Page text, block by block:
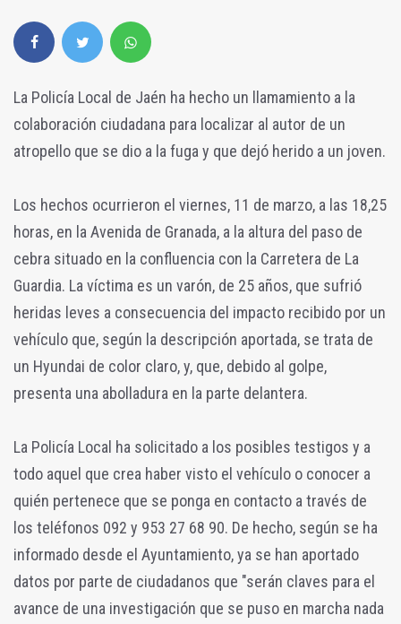
La Policía Local de Jaén ha hecho un llamamiento a la
colaboración ciudadana para localizar al autor de un
atropello que se dio a la fuga y que dejó herido a un joven.
Los hechos ocurrieron el viernes, 11 de marzo, a las 18,25
horas, en la Avenida de Granada, a la altura del paso de
cebra situado en la confluencia con la Carretera de La
Guardia. La víctima es un varón, de 25 años, que sufrió
heridas leves a consecuencia del impacto recibido por un
vehículo que, según la descripción aportada, se trata de
un Hyundai de color claro, y, que, debido al golpe,
presenta una abolladura en la parte delantera.
La Policía Local ha solicitado a los posibles testigos y a
todo aquel que crea haber visto el vehículo o conocer a
quién pertenece que se ponga en contacto a través de
los teléfonos 092 y 953 27 68 90. De hecho, según se ha
informado desde el Ayuntamiento, ya se han aportado
datos por parte de ciudadanos que "serán claves para el
avance de una investigación que se puso en marcha nada